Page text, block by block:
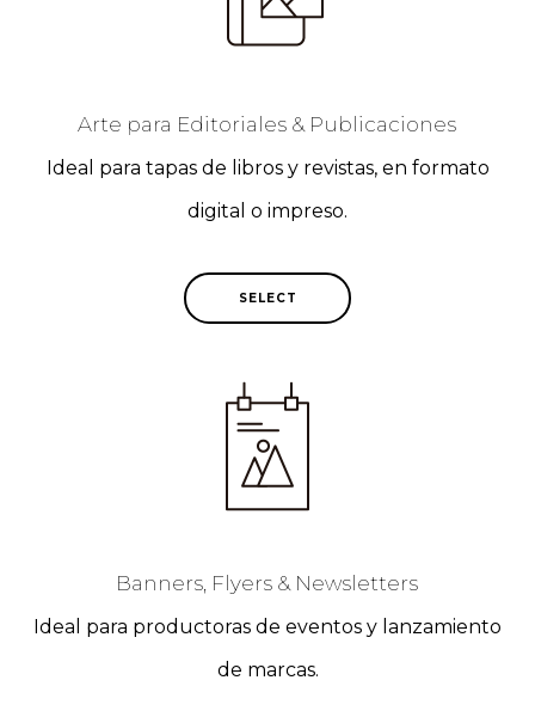
Arte para Editoriales & Publicaciones
Ideal para tapas de libros y revistas, en formato
digital o impreso.
SELECT
Banners, Flyers & Newsletters
Ideal para productoras de eventos y lanzamiento
de marcas.